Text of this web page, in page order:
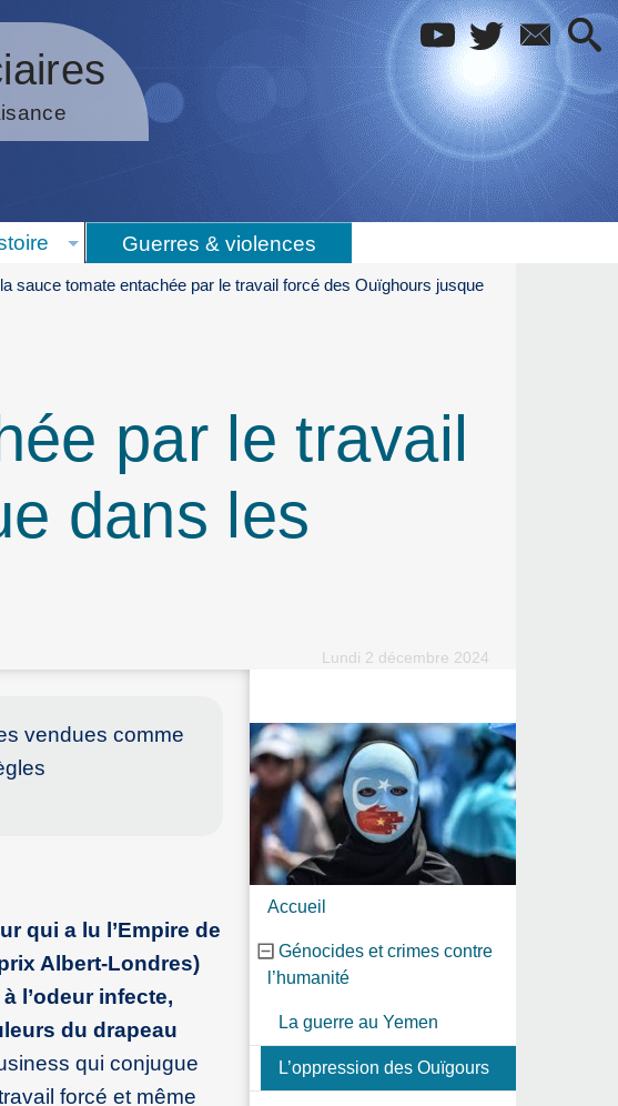
Guerres & violences
sauce tomate entachée par le travail forcé des Ouïghours jusque
par le travail
dans les
Lundi 2 décembre 2024
vendues comme
qui a lu l’Empire de
Albert-Londres)
l’odeur infecte,
du drapeau
qui conjugue
forcé et même
Accueil
Génocides et crimes contre
l’humanité
La guerre au Yemen
L’oppression des Ouïgours